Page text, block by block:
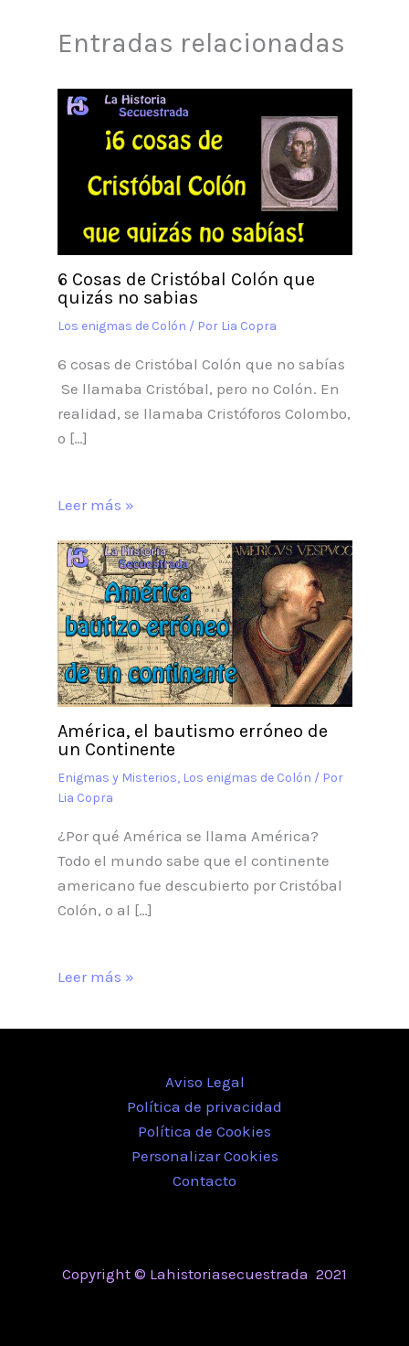
Entradas relacionadas
6 Cosas de Cristóbal Colón que
quizás no sabias
Los enigmas de Colón / Por Lia Copra
6 cosas de Cristóbal Colón que no sabías
Se llamaba Cristóbal, pero no Colón. En
realidad, se llamaba Cristóforos Colombo,
o […]
Leer más »
América, el bautismo erróneo de
un Continente
Enigmas y Misterios, Los enigmas de Colón / Por
Lia Copra
¿Por qué América se llama América?
Todo el mundo sabe que el continente
americano fue descubierto por Cristóbal
Colón, o al […]
Leer más »
Aviso Legal
Política de privacidad
Política de Cookies
Personalizar Cookies
Contacto
Copyright © Lahistoriasecuestrada 2021